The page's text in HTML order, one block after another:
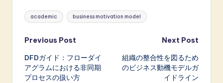
Tags:
academic business motivation model
Post
navigation
Previous Post
DFDガイド：フローダイ
アグラムにおける非同期
プロセスの扱い方
Next Post
組織の整合性を図るため
のビジネス動機モデルガ
イドライン